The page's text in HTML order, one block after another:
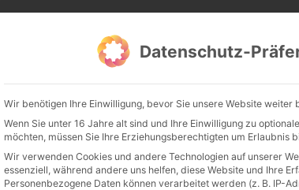
ALTE MESSE GLAUBE KULTUR
Datenschutz-
Wir benötigen Ihre Einwilligung, bevor Sie unsere Website weiter
Wenn Sie unter 16 Jahre alt sind und Ihre Einwilligung zu
möchten, müssen Sie Ihre Erziehungsberechtigten um Erlaubnis
Wir verwenden Cookies und andere Technologien auf unserer
essenziell, während andere uns helfen, diese Website und Ihre
Personenbezogene Daten können verarbeitet werden (z. B. IP-